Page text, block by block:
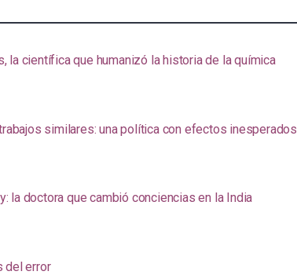
la científica que humanizó la historia de la química
similares: una política con efectos inesperados
la doctora que cambió conciencias en la India
del error